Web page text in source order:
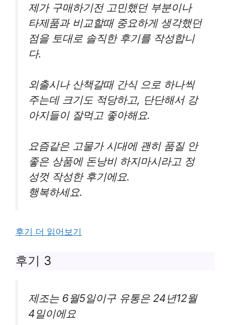
제가 구매하기전 고민했던 부분이나
타제품과 비교할때 중요하게 생각했던
점을 토대로 솔직한 후기를 작성합니
다.
외출시나 산책갈때 간식 으로 하나씩
주는데 크기도 적당하고, 단단해서 강
아지들이 잘먹고 좋아해요.
요즘같은 고물가 시대에 괜히 품질 안
좋은 상품에 돈낭비 하지마시라고 정
성껏 작성한 후기에요.
행복하세요.
후기 더 읽어보기
후기 3
제조는 6월5일이구 유통은 24년12월
4일이에요